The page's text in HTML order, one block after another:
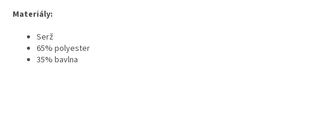
Materiály:
Serž
65% polyester
35% bavlna